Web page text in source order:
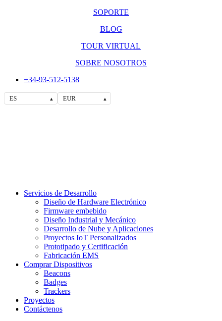
SOPORTE
BLOG
TOUR VIRTUAL
SOBRE NOSOTROS
+34-93-512-5138
ES ▴ EUR ▴
Servicios de Desarrollo
Diseño de Hardware Electrónico
Firmware embebido
Diseño Industrial y Mecánico
Desarrollo de Nube y Aplicaciones
Proyectos IoT Personalizados
Prototipado y Certificación
Fabricación EMS
Comprar Dispositivos
Beacons
Badges
Trackers
Proyectos
Contáctenos